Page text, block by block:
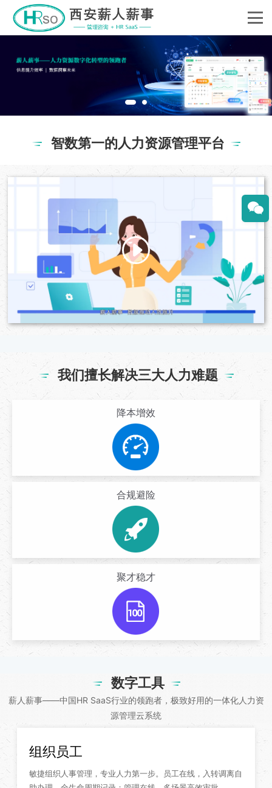
智数第一的人力资源管理平台
我们擅长解决三大人力难题
降本增效
合规避险
聚才稳才
数字工具
薪人薪事——中国HR SaaS行业的领跑者，极致好用的一体化人力资
源管理云系统
组织员工
敏捷组织人事管理，专业人力第一步。员工在线，入转调离自